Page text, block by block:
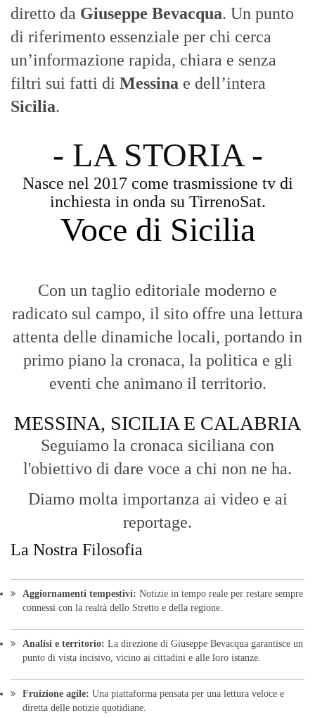
diretto da Giuseppe Bevacqua. Un punto
di riferimento essenziale per chi cerca
un’informazione rapida, chiara e senza
filtri sui fatti di Messina e dell’intera
Sicilia.
- LA STORIA -
Nasce nel 2017 come trasmissione tv di
inchiesta in onda su TirrenoSat.
Voce di Sicilia
Con un taglio editoriale moderno e
radicato sul campo, il sito offre una lettura
attenta delle dinamiche locali, portando in
primo piano la cronaca, la politica e gli
eventi che animano il territorio.
MESSINA, SICILIA E CALABRIA
Seguiamo la cronaca siciliana con
l'obiettivo di dare voce a chi non ne ha.
Diamo molta importanza ai video e ai
reportage.
La Nostra Filosofia
Aggiornamenti tempestivi: Notizie in tempo reale per restare sempre
connessi con la realtà dello Stretto e della regione.
Analisi e territorio: La direzione di Giuseppe Bevacqua garantisce un
punto di vista incisivo, vicino ai cittadini e alle loro istanze.
Fruizione agile: Una piattaforma pensata per una lettura veloce e
diretta delle notizie quotidiane.